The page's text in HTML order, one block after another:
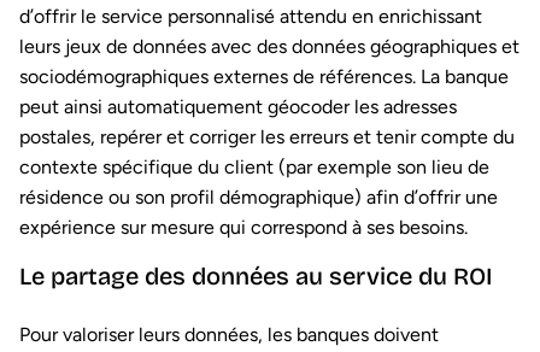
d’offrir le service personnalisé attendu en enrichissant
leurs jeux de données avec des données géographiques et
sociodémographiques externes de références. La banque
peut ainsi automatiquement géocoder les adresses
postales, repérer et corriger les erreurs et tenir compte du
contexte spécifique du client (par exemple son lieu de
résidence ou son profil démographique) afin d’offrir une
expérience sur mesure qui correspond à ses besoins.
Le partage des données au service du ROI
Pour valoriser leurs données, les banques doivent